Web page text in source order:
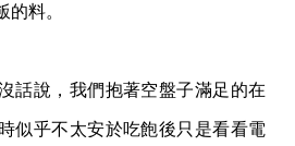
料。
話說，我們抱著空盤子滿足的在
似乎不太安於吃飽後只是看看電